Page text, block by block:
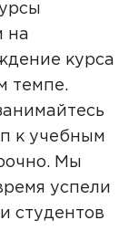
на
курса
темпе.
к учебным
Мы
успели
студентов